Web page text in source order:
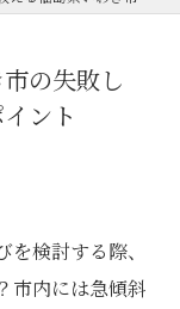
の失敗し
ント
検討する際、
市内には急傾斜